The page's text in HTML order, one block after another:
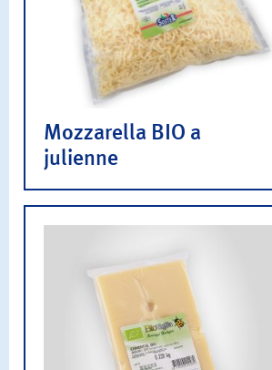
Mozzarella BIO a
julienne